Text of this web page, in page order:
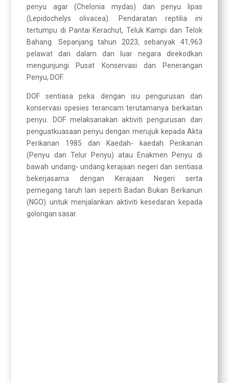
penyu agar (Chelonia mydas) dan penyu lipas
(Lepidochelys olivacea). Pendaratan reptilia ini
tertumpu di Pantai Kerachut, Teluk Kampi dan Telok
Bahang. Sepanjang tahun 2023, sebanyak 41,963
pelawat dari dalam dan luar negara direkodkan
mengunjungi Pusat Konservasi dan Penerangan
Penyu, DOF.
DOF sentiasa peka dengan isu pengurusan dan
konservasi spesies terancam terutamanya berkaitan
penyu. DOF melaksanakan aktiviti pengurusan dan
penguatkuasaan penyu dengan merujuk kepada Akta
Perikanan 1985 dan Kaedah- kaedah Perikanan
(Penyu dan Telur Penyu) atau Enakmen Penyu di
bawah undang- undang kerajaan negeri dan sentiasa
bekerjasama dengan Kerajaan Negeri serta
pemegang taruh lain seperti Badan Bukan Berkanun
(NGO) untuk menjalankan aktiviti kesedaran kepada
golongan sasar.